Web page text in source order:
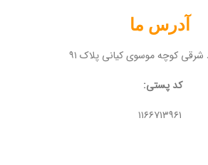
آدرس ما
کد پستی:
۱۱۶۶۷۱۳۹۶۱